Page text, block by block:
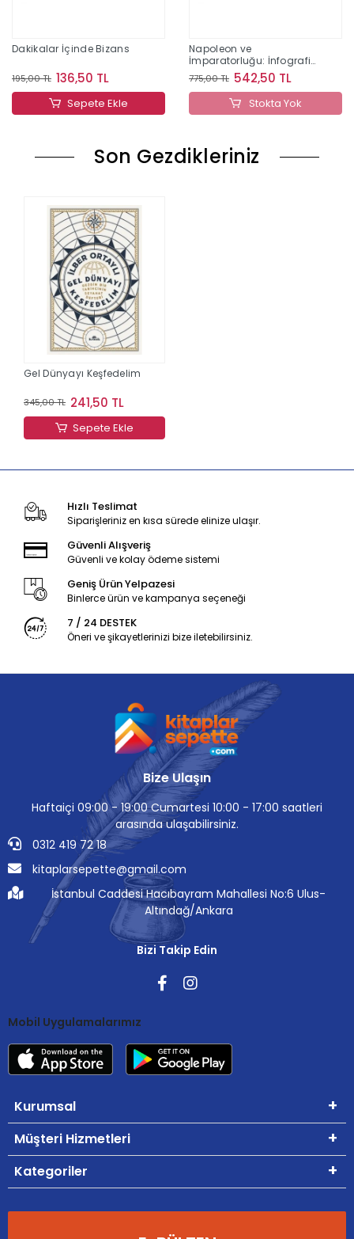
Dakikalar İçinde Bizans
195,00 TL 136,50 TL
Sepete Ekle
Napoleon ve
İmparatorluğu: İnfografik
(Ciltli)
775,00 TL 542,50 TL
Stokta Yok
Son Gezdikleriniz
Gel Dünyayı Keşfedelim
345,00 TL 241,50 TL
Sepete Ekle
Hızlı Teslimat
Siparişleriniz en kısa sürede elinize ulaşır.
Güvenli Alışveriş
Güvenli ve kolay ödeme sistemi
Geniş Ürün Yelpazesi
Binlerce ürün ve kampanya seçeneği
7 / 24 DESTEK
Öneri ve şikayetlerinizi bize iletebilirsiniz.
Bize Ulaşın
Haftaiçi 09:00 - 19:00 Cumartesi 10:00 - 17:00 saatleri
arasında ulaşabilirsiniz.
0312 419 72 18
kitaplarsepette@gmail.com
İstanbul Caddesi Hacıbayram Mahallesi No:6 Ulus-
Altındağ/Ankara
Bizi Takip Edin
Mobil Uygulamalarımız
Kurumsal
Müşteri Hizmetleri
Kategoriler